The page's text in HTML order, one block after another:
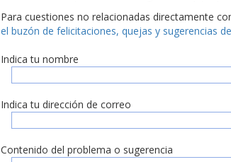
Para cuestiones no relacionadas directamente
el buzón de felicitaciones, quejas y sugerencias
Indica tu nombre
Indica tu dirección de correo
Contenido del problema o sugerencia